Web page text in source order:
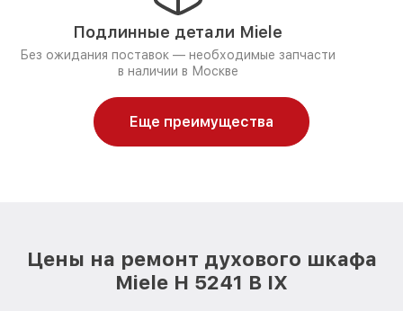
Подлинные детали Miele
Без ожидания поставок — необходимые запчасти
в наличии в Москве
Еще преимущества
Цены на ремонт духового шкафа
Miele H 5241 B IX